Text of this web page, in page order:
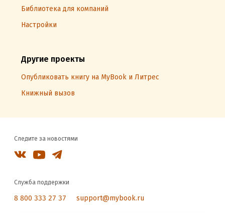
Библиотека для компаний
Настройки
Другие проекты
Опубликовать книгу на MyBook и Литрес
Книжный вызов
Следите за новостями
Служба поддержки
8 800 333 27 37 support@mybook.ru